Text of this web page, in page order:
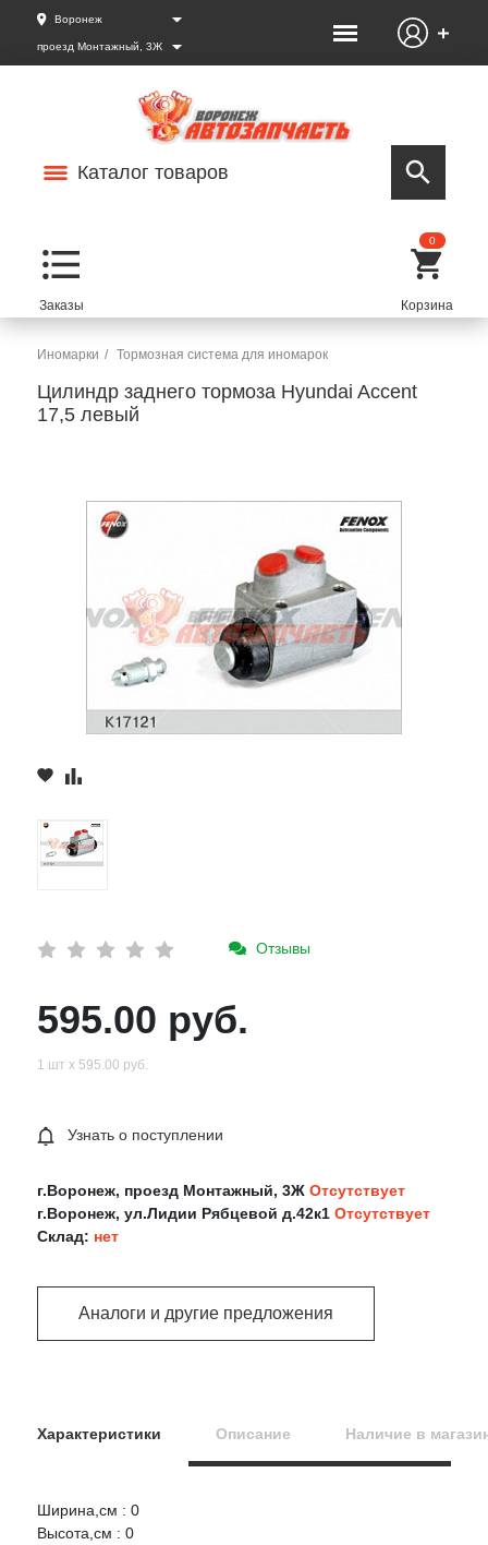
Воронеж
проезд Монтажный, 3Ж
Каталог товаров
0
Иномарки Тормозная система для иномарок
Цилиндр заднего тормоза Hyundai Accent
17,5 левый
Отзывы
595.00 руб.
1 шт х 595.00 руб.
Узнать о поступлении
г.Воронеж, проезд Монтажный, 3Ж Отсутствует
г.Воронеж, ул.Лидии Рябцевой д.42к1 Отсутствует
Склад: нет
Аналоги и другие предложения
Характеристики Описание Наличие в
Ширина,см : 0
Высота,см : 0
Оцените товар: